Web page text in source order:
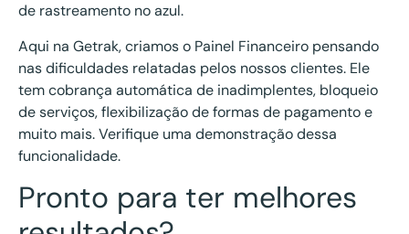
de rastreamento no azul.
Aqui na Getrak, criamos o Painel Financeiro pensando
nas dificuldades relatadas pelos nossos clientes. Ele
tem cobrança automática de inadimplentes, bloqueio
de serviços, flexibilização de formas de pagamento e
muito mais. Verifique uma demonstração dessa
funcionalidade.
Pronto para ter melhores